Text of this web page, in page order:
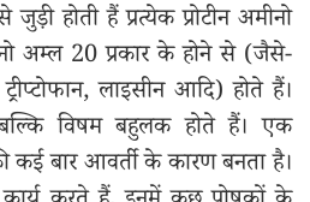
होती हैं प्रत्येक प्रोटीन अमीनो
अम्ल 20 प्रकार के होने से (जैसे-
लाइसीन आदि) होते हैं।
विषम बहुलक होते हैं। एक
बार आवर्ती के कारण बनता है।